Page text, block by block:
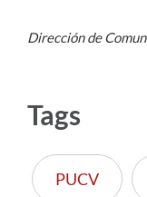
Dirección de
Tags
PUCV